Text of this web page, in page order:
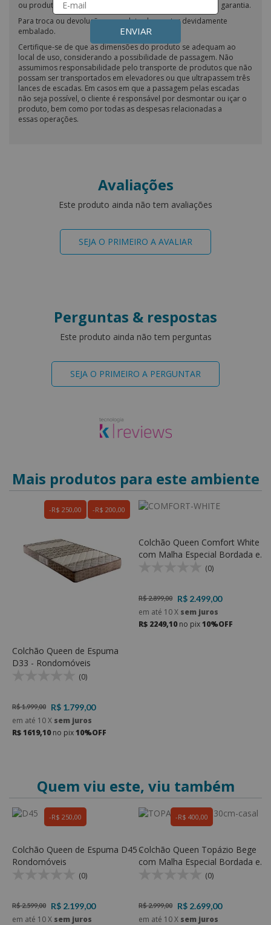
ou produtos do nosso site resultará na perda imediata da garantia.
Para troca ou devolução, o produto deve estar devidamente
embalado.
Certifique-se de que as dimensões do produto se adequam ao
local de uso, considerando a possibilidade de passagem. Não
assumimos responsabilidade pelo transporte de produtos que não
possam ser transportados em elevadores ou que ultrapassem três
lances de escadas. Em casos em que a passagem pelas escadas
não seja possível, o cliente é responsável por desmontar ou içar o
produto, bem como por todas as despesas relacionadas a
essas operações.
Avaliações
Este produto ainda não tem avaliações
SEJA O PRIMEIRO A AVALIAR
Perguntas & respostas
Este produto ainda não tem perguntas
SEJA O PRIMEIRO A PERGUNTAR
Mais produtos para este ambiente
R$ 250,00 R$ 200,00
Colchão Queen de Espuma
D33 - Rondomóveis
(0)
R$ 1.999,00
R$ 1.799,00
em até 10X sem juros
R$ 1619,10no pix10%OFF
Colchão Queen Comfort White
com Malha Especial Bordada e
Molas ensacadas e Espuma D33
(0)
R$ 2.899,00
R$ 2.499,00
em até 10X sem juros
R$ 2249,10no pix10%OFF
Quem viu este, viu também
R$ 250,00 R$ 400,00
Colchão Queen de Espuma D45 -
Rondomóveis
(0)
R$ 2.599,00
R$ 2.199,00
em até 10X sem juros
Colchão Queen Topázio Bege
com Malha Especial Bordada e
Molas ensacadas e Espuma D33
(0)
R$ 2.999,00
R$ 2.699,00
em até 10X sem juros
ENVIAR